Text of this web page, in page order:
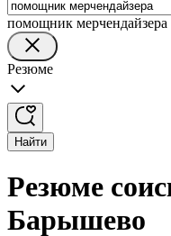
помощник мерчендайзера
Резюме
Найти
Резюме
Барышево